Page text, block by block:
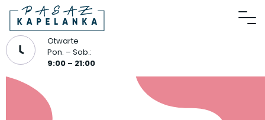
Otwarte
Pon. – Sob.:
9:00 – 21:00